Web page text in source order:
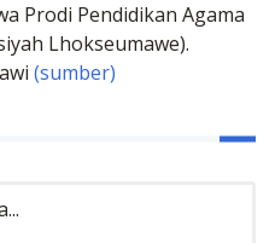
Prodi Pendidikan Agama
Lhokseumawe).
(sumber)